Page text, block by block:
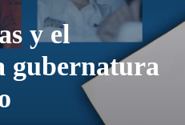
y el
gubernatura